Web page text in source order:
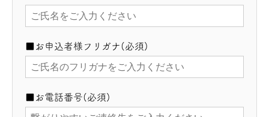
■お申込者様フリガナ(必須)
■お電話番号(必須)